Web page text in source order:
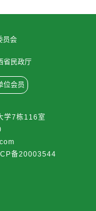
员会
省民政厅
位会员
学7栋116室
备20003544